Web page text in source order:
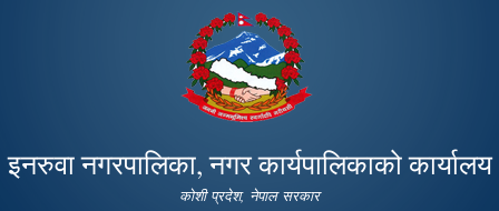
Skip to
main
content
इनरुवा नगरपालिका, नगर कार्यपालिकाको कार्यालय
कोशी प्रदेश, नेपाल सरकार